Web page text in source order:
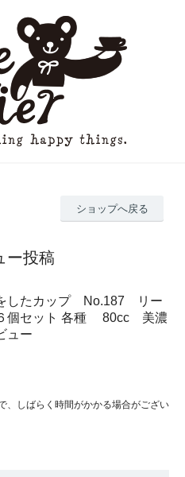
ショップへ戻る
ー投稿
したカップ No.187 リー
個セット 各種 80cc 美濃
ュー
、しばらく時間がかかる場合がござい